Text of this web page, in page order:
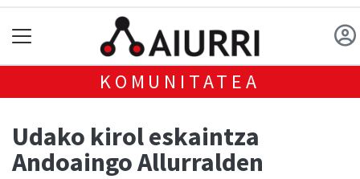
KOMUNITATEA
Udako kirol eskaintza
Andoaingo Allurralden